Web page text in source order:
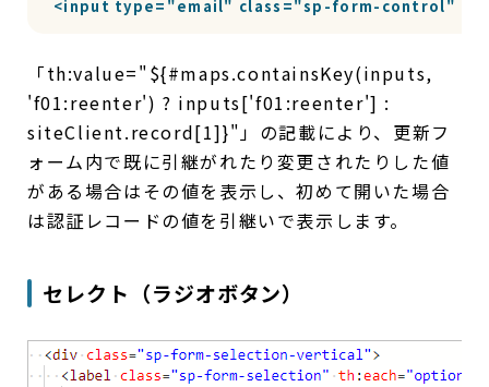
<input type="email" class="sp-form-control"
「th:value="${#maps.containsKey(inputs,
'f01:reenter') ? inputs['f01:reenter'] :
siteClient.record[1]}"」の記載により、更新フ
ォーム内で既に引継がれたり変更されたりした値
がある場合はその値を表示し、初めて開いた場合
は認証レコードの値を引継いで表示します。
セレクト（ラジオボタン）